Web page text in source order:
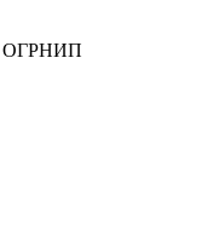
/ ОГРНИП